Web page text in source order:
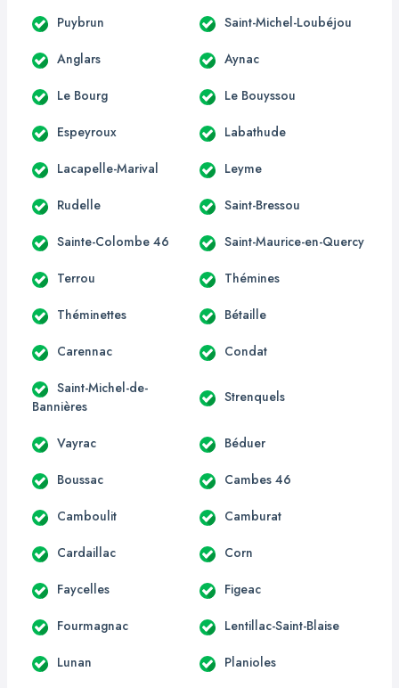
Puybrun Saint-Michel-Loubéjou
Anglars Aynac
Le Bourg Le Bouyssou
Espeyroux Labathude
Lacapelle-Marival Leyme
Rudelle Saint-Bressou
Sainte-Colombe 46 Saint-Maurice-en-Quercy
Terrou Thémines
Théminettes Bétaille
Carennac Condat
Saint-Michel-de-
Bannières
Strenquels
Vayrac Béduer
Boussac Cambes 46
Camboulit Camburat
Cardaillac Corn
Faycelles Figeac
Fourmagnac Lentillac-Saint-Blaise
Lunan Planioles